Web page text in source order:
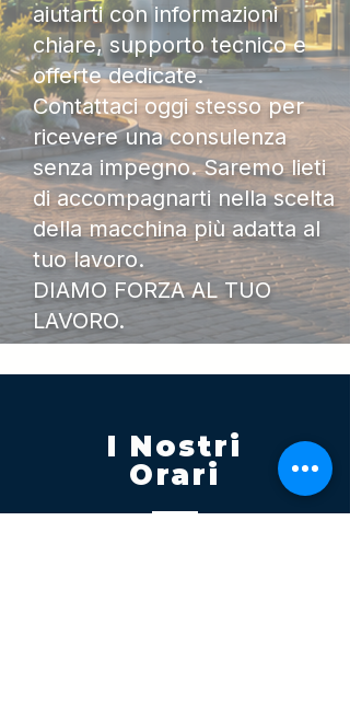
aiutarti con informazioni
chiare, supporto tecnico e
offerte dedicate.
Contattaci oggi stesso per
ricevere una consulenza
senza impegno. Saremo lieti
di accompagnarti nella scelta
della macchina più adatta al
tuo lavoro.
DIAMO FORZA AL TUO
LAVORO.
I Nostri
Orari